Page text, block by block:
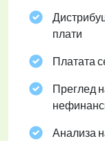
плати
Платата
Преглед
Анализа